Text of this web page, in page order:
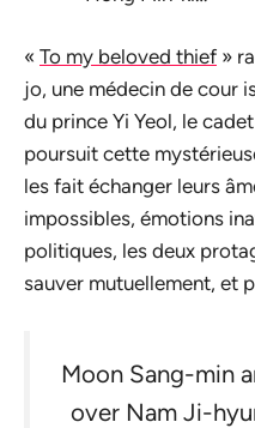
« To my beloved thief »
jo, une médecin de cour
du prince Yi Yeol, le
poursuit cette
les fait échanger leurs
impossibles, émotions
politiques, les deux
sauver mutuellement, et
Moon Sang-min
over Nam Ji-